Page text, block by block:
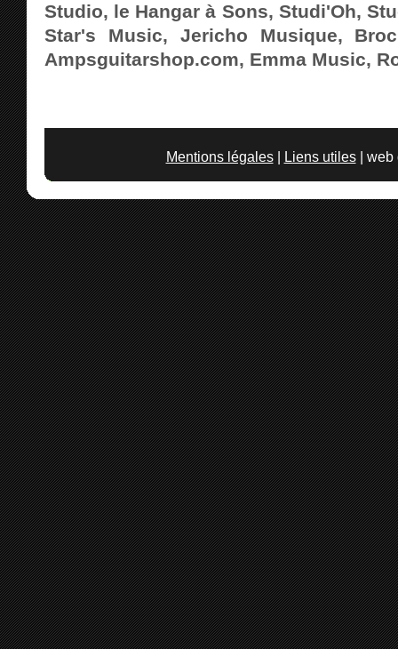
Studio, le Hangar à Sons, Studi'Oh,
Star's Music, Jericho Musique,
Ampsguitarshop.com, Emma Music,
Mentions légales| Liens utiles| web